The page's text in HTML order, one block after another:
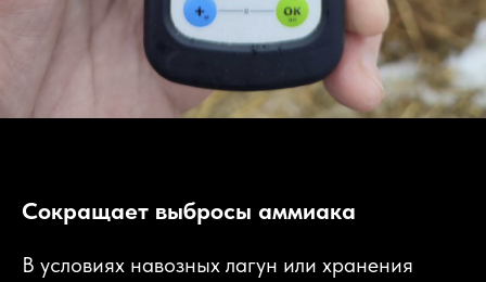
Сокращает выбросы аммиака
В условиях навозных лагун или хранения